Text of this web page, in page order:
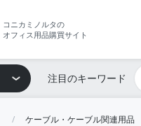
コニカミノルタの
オフィス用品購買サイト
注目のキーワード
ケーブル・ケーブル関連用品